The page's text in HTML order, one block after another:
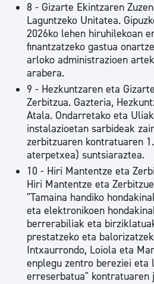
8 - Gizarte Ekintzaren
Laguntzeko Unitatea.
2026ko lehen hiruhilekoan
finantzatzeko gastua
arloko administrazioen
arabera.
9 - Hezkuntzaren eta
Zerbitzua. Gazteria,
Atala. Ondarretako eta
instalazioetan sarbideak
zerbitzuaren kontratuaren
aterpetxea) suntsiaraztea.
10 - Hiri Mantentze eta
Hiri Mantentze eta
"Tamaina handiko
eta elektronikoen
berrerabiliak eta
prestatzeko eta
Intxaurrondo, Loiola eta
enplegu zentro bereziei eta
erreserbatua" kontratuaren